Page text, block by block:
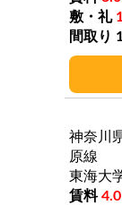
神奈川
原線
東海大
4.0